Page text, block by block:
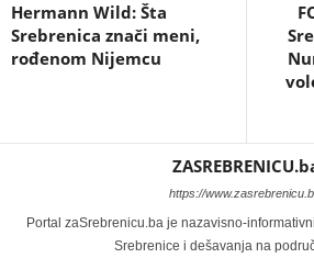
Hermann Wild: Šta
Srebrenica znači meni,
rođenom Nijemcu
https://
Portal zaSrebrenicu.ba je nazavisno-
Srebrenice i dešavanja na